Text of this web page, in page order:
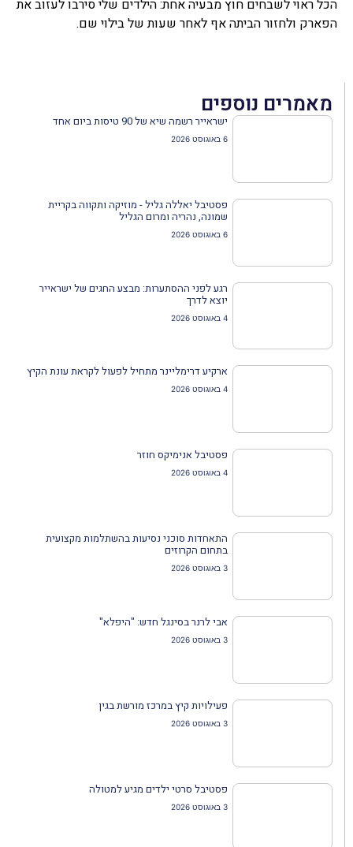
הכל ראוי לשבחים חוץ מבעיה אחת: הילדים שלי סירבו לעזוב את
הפארק ולחזור הביתה אף לאחר שעות של בילוי שם.
מאמרים נוספים
ישראייר רשמה שיא של 90 טיסות ביום אחד
6 באוגוסט 2026
פסטיבל יאללה גליל - מוזיקה ותקווה בקריית
שמונה, נהריה ומרום הגליל
6 באוגוסט 2026
רגע לפני ההסתערות: מבצע החגים של ישראייר
יוצא לדרך
4 באוגוסט 2026
ארקיע דרימליינר מתחיל לפעול לקראת עונת הקיץ
4 באוגוסט 2026
פסטיבל אנימיקס חוזר
4 באוגוסט 2026
התאחדות סוכני נסיעות בהשתלמות מקצועית
בתחום הקרוזים
3 באוגוסט 2026
אבי לרנר בסינגל חדש: "היפלא"
3 באוגוסט 2026
פעילויות קיץ במרכז מורשת בגין
3 באוגוסט 2026
פסטיבל סרטי ילדים מגיע למטולה
3 באוגוסט 2026